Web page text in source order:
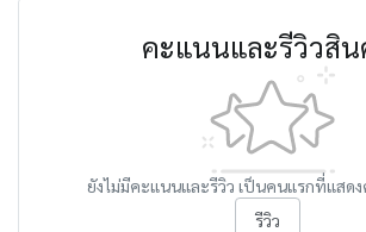
คะแนนและรีวิวสิน
ยังไม่มีคะแนนและรีวิว เป็นคนแรกที่แสด
รีวิว